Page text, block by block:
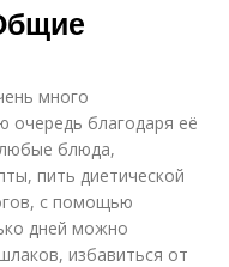
много
очередь благодаря её
блюда,
пить диетической
с помощью
дней можно
избавиться от